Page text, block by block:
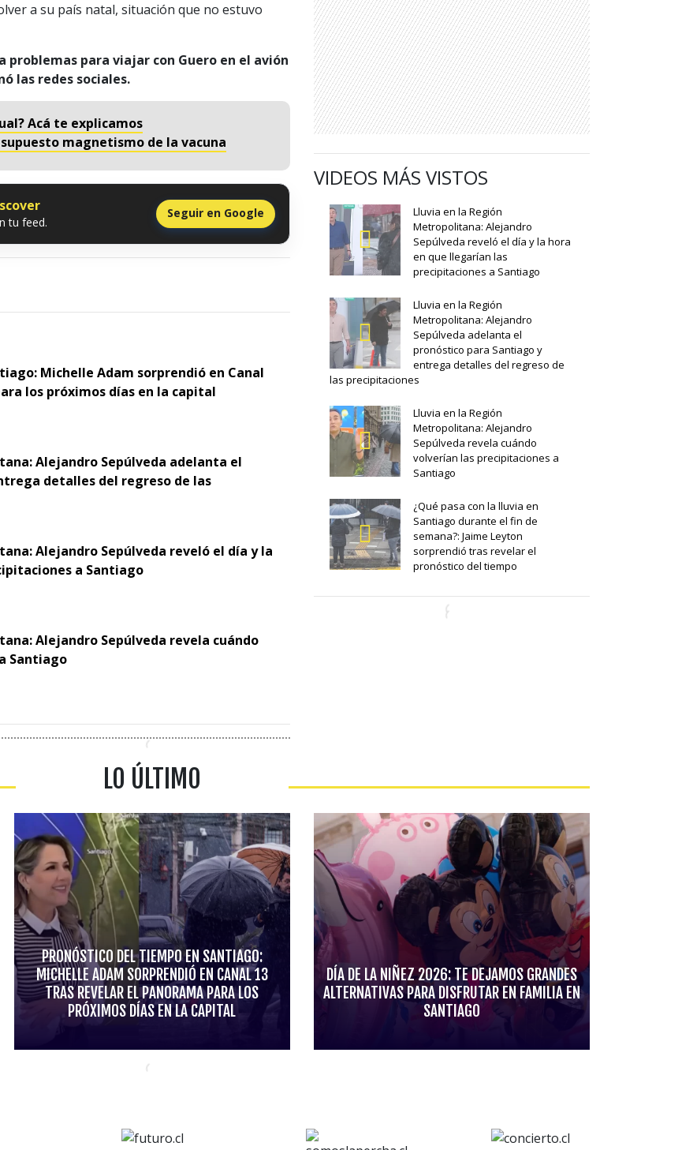
a su país natal, situación que no estuvo
problemas para viajar con Guero en el avión
las redes sociales.
Acá te explicamos
magnetismo de la vacuna
tu feed.
Seguir en Google
Michelle Adam sorprendió en Canal
los próximos días en la capital
Alejandro Sepúlveda adelanta el
detalles del regreso de las
Alejandro Sepúlveda reveló el día y la
a Santiago
Alejandro Sepúlveda revela cuándo
Santiago
VIDEOS MÁS VISTOS
Lluvia en la Región
Metropolitana: Alejandro
Sepúlveda reveló el día y la hora
en que llegarían las
precipitaciones a Santiago
Lluvia en la Región
Metropolitana: Alejandro
Sepúlveda adelanta el
pronóstico para Santiago y
entrega detalles del regreso de
las precipitaciones
Lluvia en la Región
Metropolitana: Alejandro
Sepúlveda revela cuándo
volverían las precipitaciones a
Santiago
¿Qué pasa con la lluvia en
Santiago durante el fin de
semana?: Jaime Leyton
sorprendió tras revelar el
pronóstico del tiempo
LO ÚLTIMO
PRONÓSTICO DEL TIEMPO EN SANTIAGO:
MICHELLE ADAM SORPRENDIÓ EN CANAL 13
TRAS REVELAR EL PANORAMA PARA LOS
PRÓXIMOS DÍAS EN LA CAPITAL
DÍA DE LA NIÑEZ 2026: TE DEJAMOS GRANDES
ALTERNATIVAS PARA DISFRUTAR EN FAMILIA EN
SANTIAGO